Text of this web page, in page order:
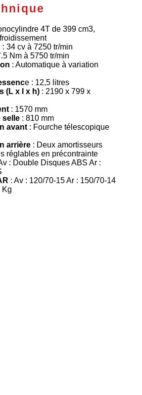
4T de 399 cm3,
: 34 cv à 7250 tr/min
Nm à 5750 tr/min
: Automatique à variation
e : 12,5 litres
(L x l x h) : 2190 x 799 x
: 1570 mm
selle : 810 mm
avant : Fourche télescopique
arrière : Deux amortisseurs
réglables en précontrainte
: Double Disques ABS Ar :
: Av : 120/70-15 Ar : 150/70-14
Kg